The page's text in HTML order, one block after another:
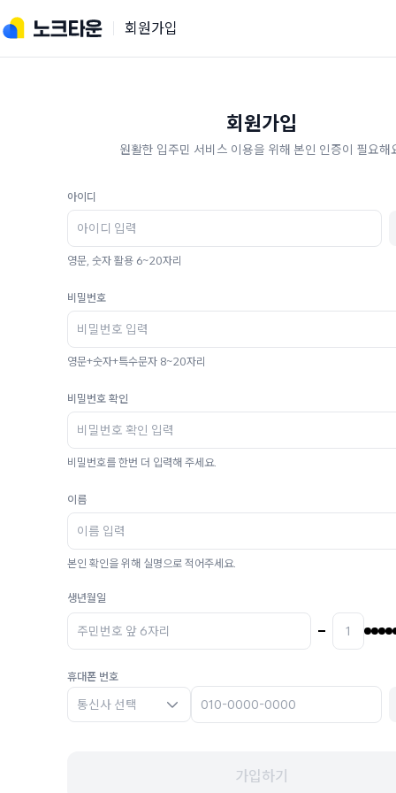
회원가입
회원가입
원활한 입주민 서비스 이용을 위해 본인 인증이 필요해
아이디
영문, 숫자 활용 6~20자리
비밀번호
영문+숫자+특수문자 8~20자리
비밀번호 확인
비밀번호를 한번 더 입력해 주세요.
이름
본인 확인을 위해 실명으로 적어주세요.
생년월일
휴대폰 번호
통신사 선택
가입하기